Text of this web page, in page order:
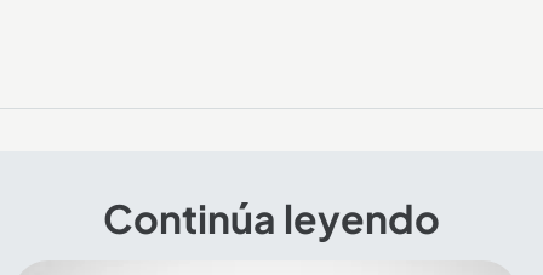
Continúa leyendo